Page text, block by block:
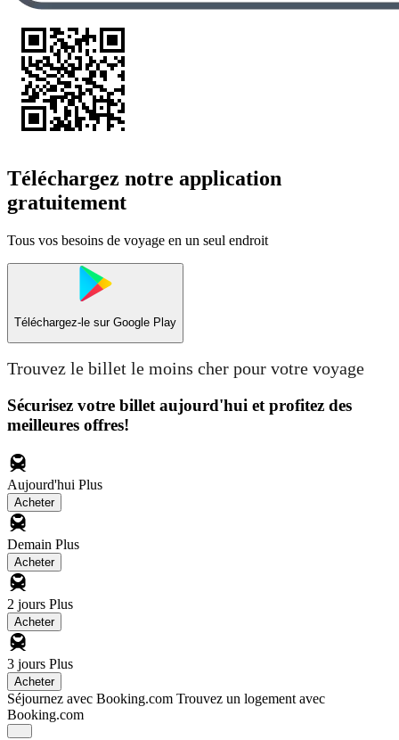
Téléchargez notre application
gratuitement
Tous vos besoins de voyage en un seul endroit
Téléchargez-le sur Google Play
Trouvez le billet le moins cher pour votre voyage
Sécurisez votre billet aujourd'hui et profitez des
meilleures offres!
Aujourd'hui Plus
Acheter
Demain Plus
Acheter
2 jours Plus
Acheter
3 jours Plus
Acheter
Séjournez avec Booking.com Trouvez un logement avec
Booking.com